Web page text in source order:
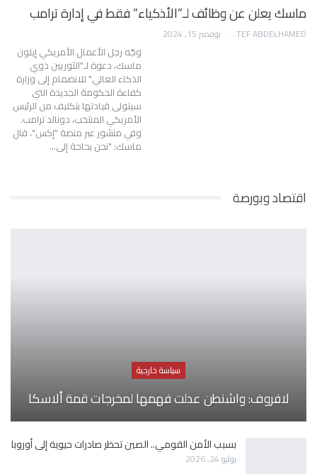
ماسك يعلن عن وظائف لـ”الأذكياء” فقط في إدارة ترامب
AWATEF ABDELHAMED نوفمبر 15, 2024
وجّه رجل الأعمال الأمريكي إيلون
ماسك، دعوة لـ"الثوريين ذوي
الذكاء العالي" للانضمام إلى وزارة
كفاءة الحكومة الجديدة التي
سيتولى قيادتها بتكليف من الرئيس
الأمريكي المنتخب، دونالد ترامب.
وفي منشور عبر منصة "إكس"، قال
ماسك: "نحن بحاجة إلى…
اقتصاد وبورصة
سياسة خارجية
لافروف: واشنطن عدلت فهمها لمخرجات قمة ألاسكا
بسبب الأمن القومي.. الصين تحظر صادرات حيوية إلى أوروبا
يوليو 24, 2026